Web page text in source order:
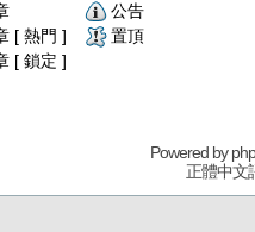
公告
[ 熱門 ]
置頂
[ 鎖定 ]
Powered by
正體中文